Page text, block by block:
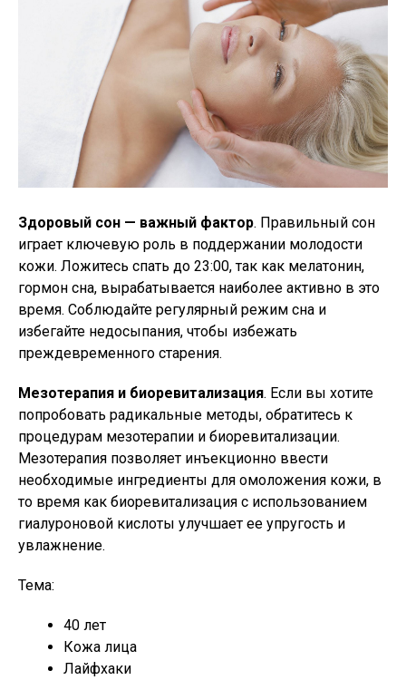
Здоровый сон — важный фактор. Правильный сон
играет ключевую роль в поддержании молодости
кожи. Ложитесь спать до 23:00, так как мелатонин,
гормон сна, вырабатывается наиболее активно в это
время. Соблюдайте регулярный режим сна и
избегайте недосыпания, чтобы избежать
преждевременного старения.
Мезотерапия и биоревитализация. Если вы хотите
попробовать радикальные методы, обратитесь к
процедурам мезотерапии и биоревитализации.
Мезотерапия позволяет инъекционно ввести
необходимые ингредиенты для омоложения кожи, в
то время как биоревитализация с использованием
гиалуроновой кислоты улучшает ее упругость и
увлажнение.
Тема:
40 лет
Кожа лица
Лайфхаки